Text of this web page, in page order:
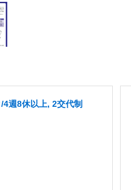
4週8休以上, 2交代制